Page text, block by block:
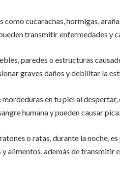
cucarachas, hormigas,
transmitir enfermedades y
paredes o estructuras
graves daños y debilitar la
en tu piel al
humana y pueden causar
o ratas, durante la noche,
alimentos, además de transmitir